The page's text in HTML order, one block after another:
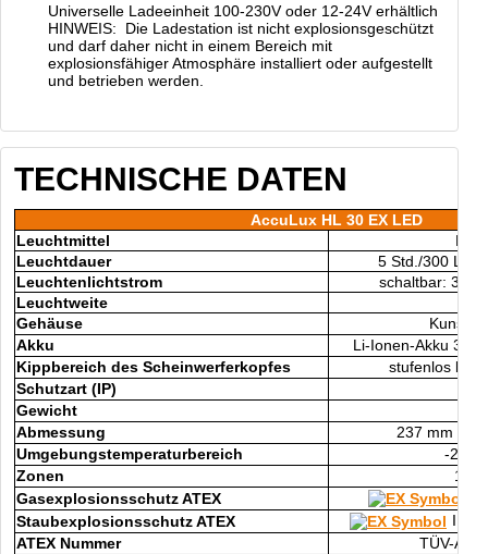
Universelle Ladeeinheit 100-230V oder 12-24V erhältlich
HINWEIS: Die Ladestation ist nicht explosionsgeschützt
und darf daher nicht in einem Bereich mit
explosionsfähiger Atmosphäre installiert oder aufgestellt
und betrieben werden.
TECHNISCHE DATEN
AccuLux HL 30 EX LED
Leuchtmittel
Leuchtdauer
5 Std./300 Lm
Leuchtenlichtstrom
schaltbar: 300
Leuchtweite
Gehäuse
Akku
Li-Ionen-Akku
Kippbereich des Scheinwerferkopfes
stufenlos bis
Schutzart (IP)
Gewicht
Abmessung
237 mm x
Umgebungstemperaturbereich
-
Zonen
1,
Gasexplosionsschutz ATEX
Staubexplosionsschutz ATEX
II 2
ATEX Nummer
TÜV-A